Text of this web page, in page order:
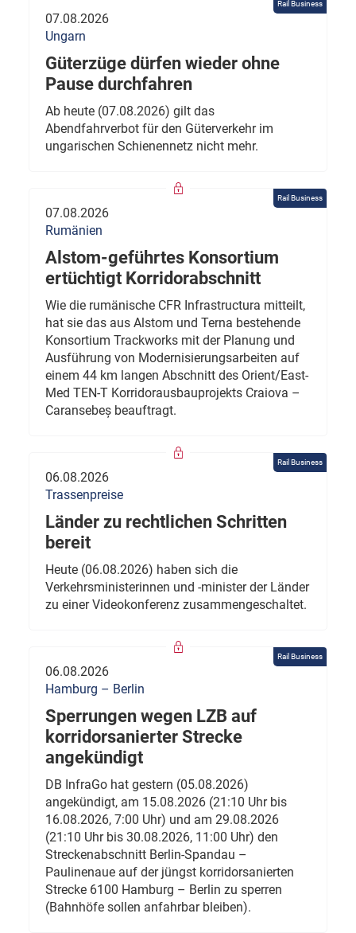
Rail Business
07.08.2026
Ungarn
Güterzüge dürfen wieder ohne
Pause durchfahren
Ab heute (07.08.2026) gilt das
Abendfahrverbot für den Güterverkehr im
ungarischen Schienennetz nicht mehr.
Rail Business
07.08.2026
Rumänien
Alstom-geführtes Konsortium
ertüchtigt Korridorabschnitt
Wie die rumänische CFR Infrastructura mitteilt,
hat sie das aus Alstom und Terna bestehende
Konsortium Trackworks mit der Planung und
Ausführung von Modernisierungsarbeiten auf
einem 44 km langen Abschnitt des Orient/East-
Med TEN-T Korridorausbauprojekts Craiova –
Caransebeș beauftragt.
Rail Business
06.08.2026
Trassenpreise
Länder zu rechtlichen Schritten
bereit
Heute (06.08.2026) haben sich die
Verkehrsministerinnen und -minister der Länder
zu einer Videokonferenz zusammengeschaltet.
Rail Business
06.08.2026
Hamburg – Berlin
Sperrungen wegen LZB auf
korridorsanierter Strecke
angekündigt
DB InfraGo hat gestern (05.08.2026)
angekündigt, am 15.08.2026 (21:10 Uhr bis
16.08.2026, 7:00 Uhr) und am 29.08.2026
(21:10 Uhr bis 30.08.2026, 11:00 Uhr) den
Streckenabschnitt Berlin-Spandau –
Paulinenaue auf der jüngst korridorsanierten
Strecke 6100 Hamburg – Berlin zu sperren
(Bahnhöfe sollen anfahrbar bleiben).